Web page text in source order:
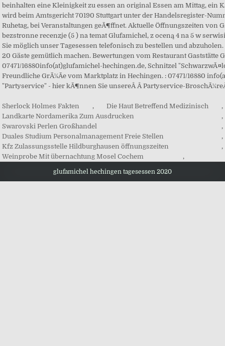
Sherlock Holmes Fakten , Die Haut Betreffend Medizinisch
,
Landkarte Nordamerika Zum Ausdrucken
,
Swarovski Perlen Großhandel
,
Duales Studium Personalmanagement Freie Stellen
,
Kfz Zulassungsstelle Hildburghausen öffnungszeiten
,
Weinprobe Mit übernachtung Mosel Cochem
,
glufamichel hechingen tagesessen 2020